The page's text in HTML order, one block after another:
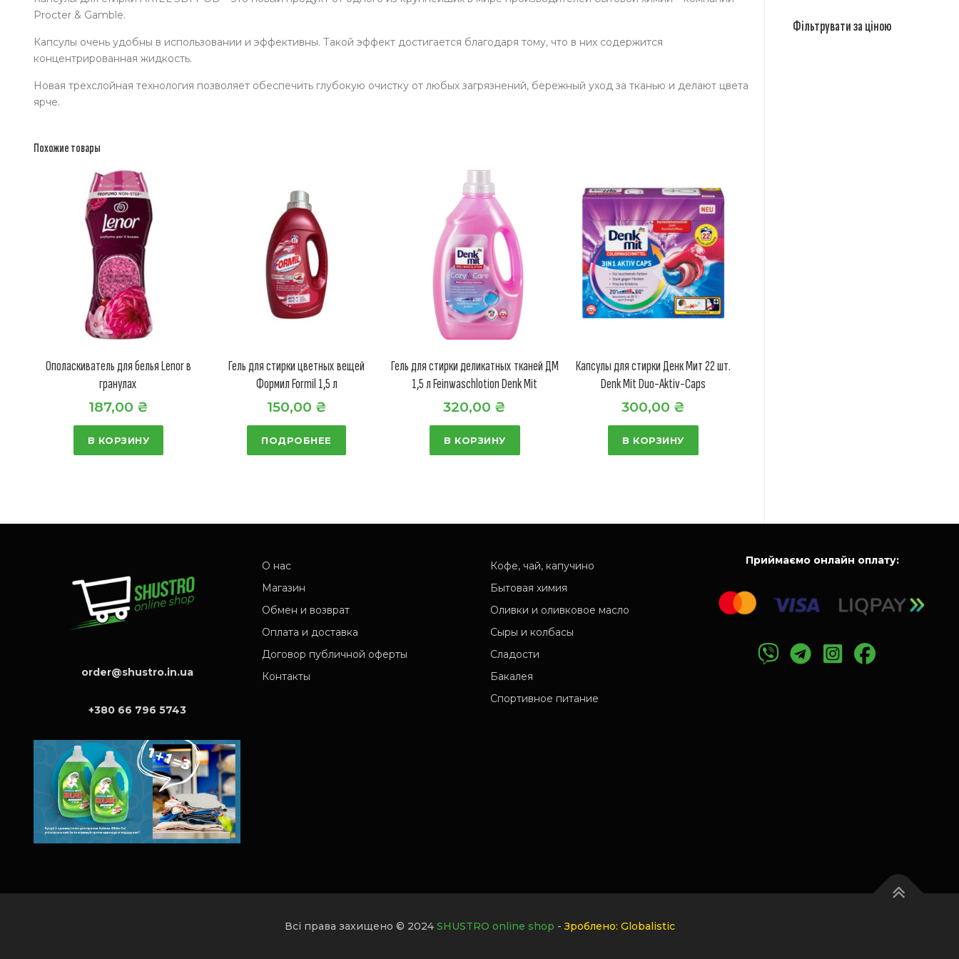
Procter & Gamble.
Капсулы очень удобны в использовании и эффективны. Такой эффект достигается благодаря тому, что в них содержится
концентрированная жидкость.
Новая трехслойная технология позволяет обеспечить глубокую очистку от любых загрязнений, бережный уход за тканью и делают цвета
ярче.
Похожие товары
Ополаскиватель для белья Lenor в
гранулах
187,00 ₴
В КОРЗИНУ
Гель для стирки цветных вещей
Формил Formil 1,5 л
150,00 ₴
ПОДРОБНЕЕ
Гель для стирки деликатных тканей ДМ
1,5 л Feinwaschlotion Denk Mit
320,00 ₴
В КОРЗИНУ
Капсулы для стирки Денк Мит 22 шт.
Denk Mit Duo-Aktiv-Caps
300,00 ₴
В КОРЗИНУ
Фільтрувати за ціною
order@shustro.in.ua
+380 66 796 5743
О нас
Магазин
Обмен и возврат
Оплата и доставка
Договор публичной оферты
Контакты
Кофе, чай, капучино
Бытовая химия
Оливки и оливковое масло
Сыры и колбасы
Сладости
Бакалея
Спортивное питание
Приймаємо онлайн оплату:
Всі права захищено © 2024 SHUSTRO online shop - Зроблено: Globalistic